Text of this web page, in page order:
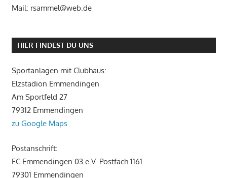
Mail: rsammel@web.de
HIER FINDEST DU UNS
Sportanlagen mit Clubhaus:
Elzstadion Emmendingen
Am Sportfeld 27
79312 Emmendingen
zu Google Maps
Postanschrift:
FC Emmendingen 03 e.V. Postfach 1161
79301 Emmendingen